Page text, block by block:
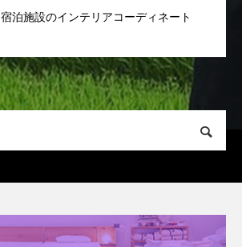
宿泊施設のインテリアコーディネート